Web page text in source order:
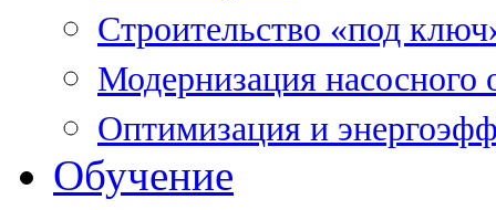
Строительство «под
Модернизация насосного
Оптимизация и
Обучение